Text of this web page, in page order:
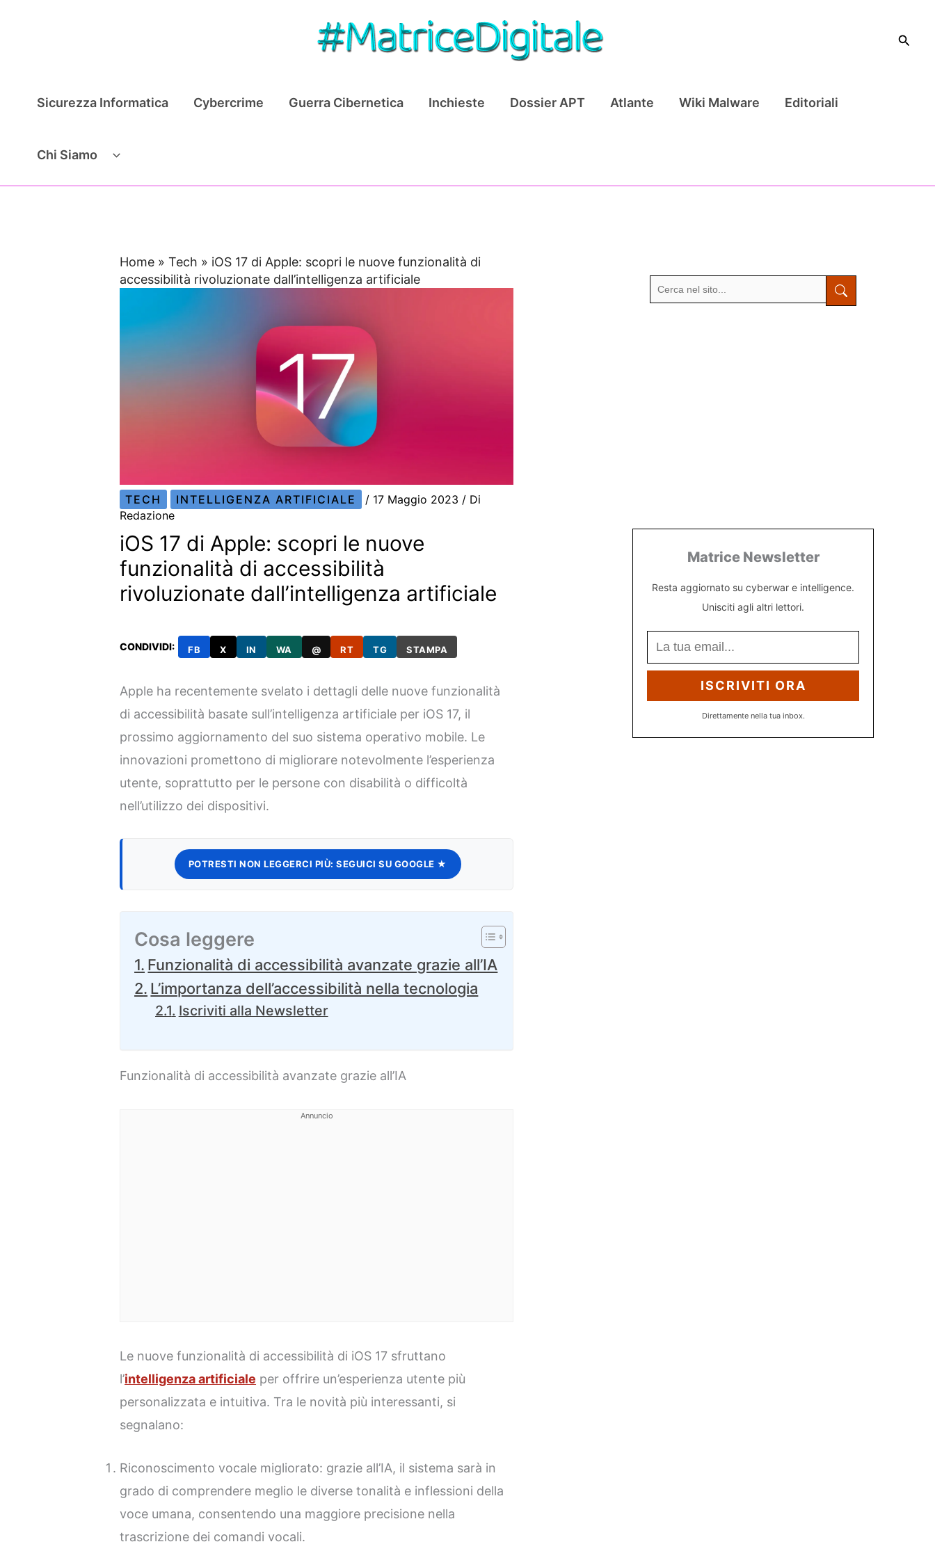
Cerca
Sicurezza Informatica Cybercrime Guerra Cibernetica Inchieste Dossier APT Atlante Wiki Malware Editoriali
Chi Siamo
Home »Tech » iOS 17 di Apple: scopri le nuove funzionalità di
accessibilità rivoluzionate dall’intelligenza artificiale
TECH INTELLIGENZA ARTIFICIALE / 17 Maggio 2023 / Di
Redazione
iOS 17 di Apple: scopri le nuove
funzionalità di accessibilità
rivoluzionate dall’intelligenza artificiale
CONDIVIDI: FB X IN WA @ RT TG STAMPA
Apple ha recentemente svelato i dettagli delle nuove funzionalità
di accessibilità basate sull’intelligenza artificiale per iOS 17, il
prossimo aggiornamento del suo sistema operativo mobile. Le
innovazioni promettono di migliorare notevolmente l’esperienza
utente, soprattutto per le persone con disabilità o difficoltà
nell’utilizzo dei dispositivi.
POTRESTI NON LEGGERCI PIÙ: SEGUICI SU GOOGLE ★
Cosa leggere
Funzionalità di accessibilità avanzate grazie all’IA
L’importanza dell’accessibilità nella tecnologia
Iscriviti alla Newsletter
Funzionalità di accessibilità avanzate grazie all’IA
Annuncio
Le nuove funzionalità di accessibilità di iOS 17 sfruttano
l’intelligenza artificiale per offrire un’esperienza utente più
personalizzata e intuitiva. Tra le novità più interessanti, si
segnalano:
Riconoscimento vocale migliorato: grazie all’IA, il sistema sarà in
grado di comprendere meglio le diverse tonalità e inflessioni della
voce umana, consentendo una maggiore precisione nella
trascrizione dei comandi vocali.
Matrice Newsletter
Resta aggiornato su cyberwar e intelligence.
Unisciti agli altri lettori.
ISCRIVITI ORA
Direttamente nella tua inbox.